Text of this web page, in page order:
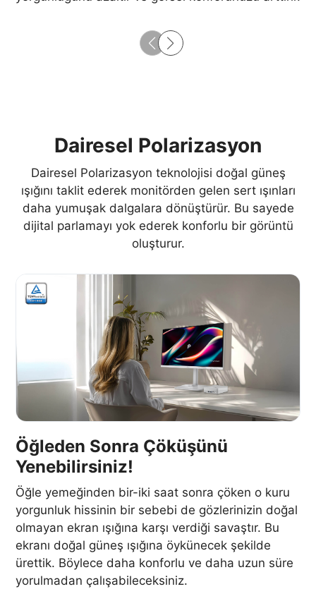
Dairesel Polarizasyon
Dairesel Polarizasyon teknolojisi doğal güneş
ışığını taklit ederek monitörden gelen sert ışınları
daha yumuşak dalgalara dönüştürür. Bu sayede
dijital parlamayı yok ederek konforlu bir görüntü
oluşturur.
Öğleden Sonra Çöküşünü
Yenebilirsiniz!
Öğle yemeğinden bir-iki saat sonra çöken o kuru
yorgunluk hissinin bir sebebi de gözlerinizin doğal
olmayan ekran ışığına karşı verdiği savaştır. Bu
ekranı doğal güneş ışığına öykünecek şekilde
ürettik. Böylece daha konforlu ve daha uzun süre
yorulmadan çalışabileceksiniz. ​